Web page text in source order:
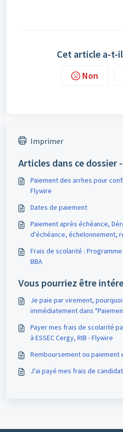
Cet article a-t-
Non
Imprimer
Articles dans ce dossier -
Paiement des arrhes pour
Flywire
Dates de paiement
Paiement après échéance,
d'échéance, échelonnement,
Frais de scolarité :
BBA
Vous pourriez être
Je paie par virement,
immédiatement dans
Payer mes frais de scolarité
à ESSEC Cergy, RIB - Flywire
Remboursement ou paiement
J'ai payé mes frais de